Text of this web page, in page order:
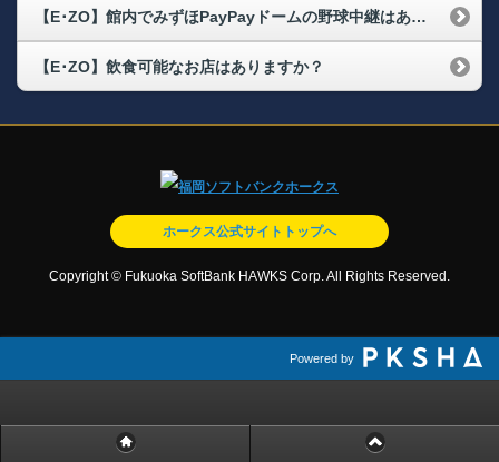
【E･ZO】館内でみずほPayPayドームの野球中継はありますか？
【E･ZO】飲食可能なお店はありますか？
ホークス公式サイトトップへ
Copyright © Fukuoka SoftBank HAWKS Corp. All Rights Reserved.
Powered by